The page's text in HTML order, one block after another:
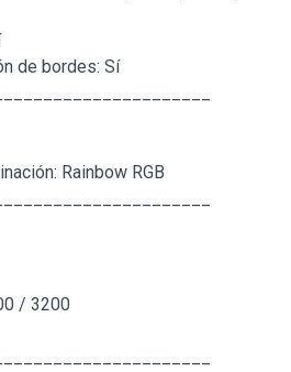
de bordes: Sí
Rainbow RGB
/ 3200